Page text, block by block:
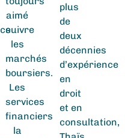
aimé
suivre
les
marchés
boursiers.
Les
services
financiers
la
plus
de
deux
décennies
d’expérience
en
droit
et en
consultation,